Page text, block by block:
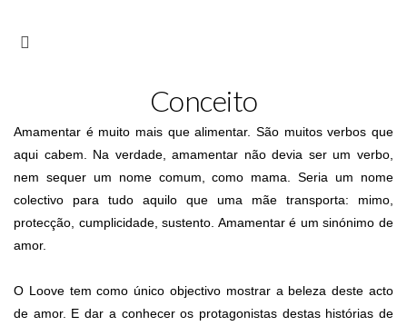
Conceito
Amamentar é muito mais que alimentar. São muitos verbos que
aqui cabem. Na verdade, amamentar não devia ser um verbo,
nem sequer um nome comum, como mama. Seria um nome
colectivo para tudo aquilo que uma mãe transporta: mimo,
protecção, cumplicidade, sustento. Amamentar é um sinónimo de
amor.
O Loove tem como único objectivo mostrar a beleza deste acto
de amor. E dar a conhecer os protagonistas destas histórias de